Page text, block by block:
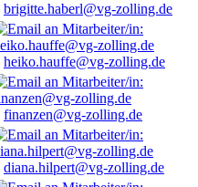
brigitte.haberl@vg-zolling.de
heiko.hauffe@vg-zolling.de
finanzen@vg-zolling.de
diana.hilpert@vg-zolling.de